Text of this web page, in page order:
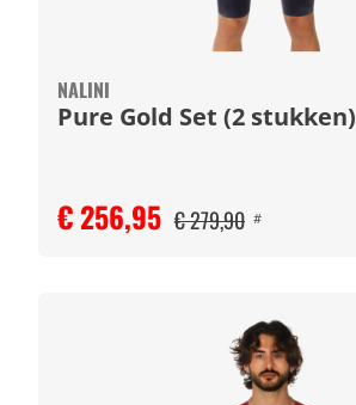
NALINI
Pure Gold Set (2 stukken)
€ 256,95 € 279,90 #